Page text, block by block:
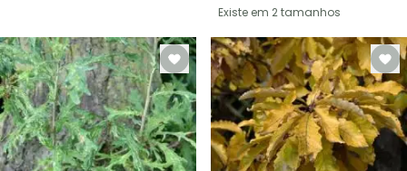
Existe em 2 tamanhos